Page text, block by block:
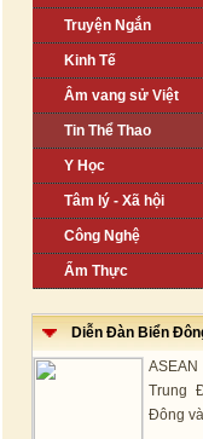
Truyện Ngắn
Kinh Tế
Âm vang sử Việt
Tin Thể Thao
Y Học
Tâm lý - Xã hội
Công Nghệ
Ẩm Thực
Diễn Đàn Biển
Trung
Đông